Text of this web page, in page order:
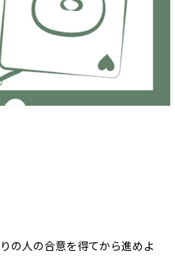
の人の合意を得てから進めよ